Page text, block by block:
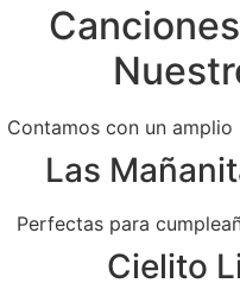
Contamos con un
Las
Perfectas para
Cielito